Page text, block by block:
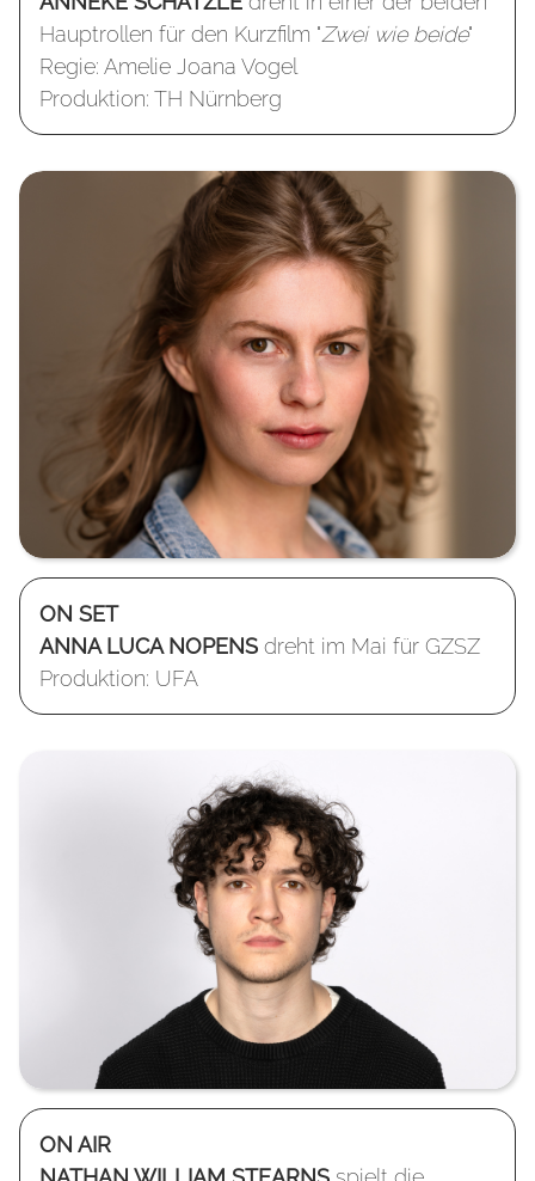
Hauptrollen für den Kurzfilm "Zwei wie beide"
Regie: Amelie Joana Vogel
Produktion: TH Nürnberg
ON SET
ANNA LUCA NOPENS dreht im Mai für GZSZ
Produktion: UFA
ON AIR